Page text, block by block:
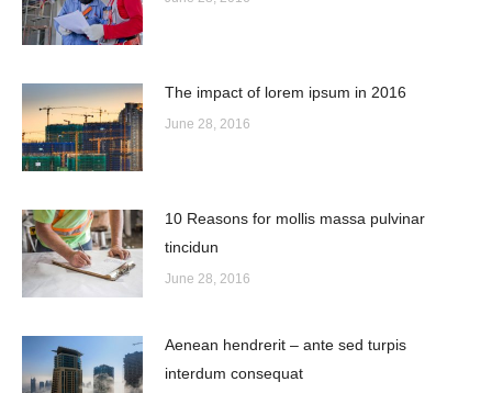
The impact of lorem ipsum in 2016
June 28, 2016
10 Reasons for mollis massa pulvinar
tincidun
June 28, 2016
Aenean hendrerit – ante sed turpis
interdum consequat